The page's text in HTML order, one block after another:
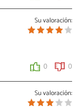
Su valoración:
0 0
Su valoración: